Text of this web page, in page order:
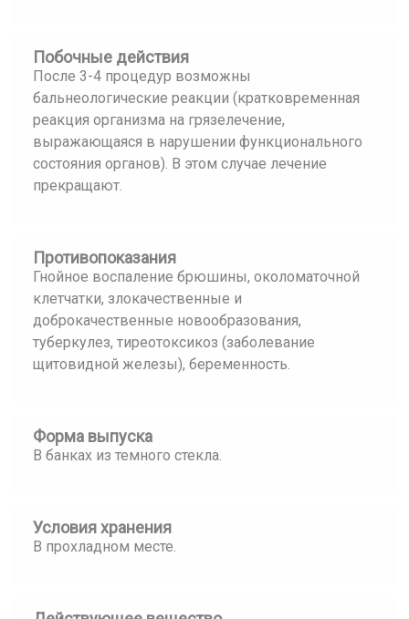
Побочные действия
После 3-4 процедур возможны
бальнеологические реакции (кратковременная
реакция организма на грязелечение,
выражающаяся в нарушении функционального
состояния органов). В этом случае лечение
прекращают.
Противопоказания
Гнойное воспаление брюшины, околоматочной
клетчатки, злокачественные и
доброкачественные новообразования,
туберкулез, тиреотоксикоз (заболевание
щитовидной железы), беременность.
Форма выпуска
В банках из темного стекла.
Условия хранения
В прохладном месте.